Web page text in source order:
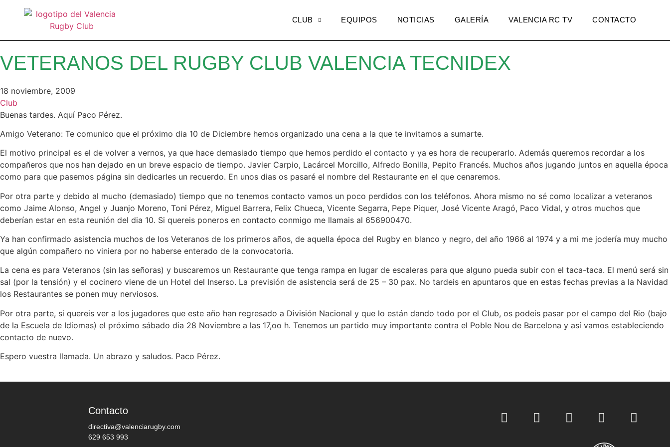
CLUB EQUIPOS NOTICIAS GALERÍA VALENCIA RC TV CONTACTO
VETERANOS DEL RUGBY CLUB VALENCIA TECNIDEX
18 noviembre, 2009
Club
Buenas tardes. Aquí Paco Pérez.
Amigo Veterano: Te comunico que el próximo dia 10 de Diciembre hemos organizado una cena a la que te invitamos a sumarte.
El motivo principal es el de volver a vernos, ya que hace demasiado tiempo que hemos perdido el contacto y ya es hora de recuperarlo. Además queremos recordar a los
compañeros que nos han dejado en un breve espacio de tiempo. Javier Carpio, Lacárcel Morcillo, Alfredo Bonilla, Pepito Francés. Muchos años jugando juntos en aquella época
como para que pasemos página sin dedicarles un recuerdo. En unos dias os pasaré el nombre del Restaurante en el que cenaremos.
Por otra parte y debido al mucho (demasiado) tiempo que no tenemos contacto vamos un poco perdidos con los teléfonos. Ahora mismo no sé como localizar a veteranos
como Jaime Alonso, Angel y Juanjo Moreno, Toni Pérez, Miguel Barrera, Felix Chueca, Vicente Segarra, Pepe Piquer, José Vicente Aragó, Paco Vidal, y otros muchos que
deberían estar en esta reunión del dia 10. Si quereis poneros en contacto conmigo me llamais al 656900470.
Ya han confirmado asistencia muchos de los Veteranos de los primeros años, de aquella época del Rugby en blanco y negro, del año 1966 al 1974 y a mi me jodería muy mucho
que algún compañero no viniera por no haberse enterado de la convocatoria.
La cena es para Veteranos (sin las señoras) y buscaremos un Restaurante que tenga rampa en lugar de escaleras para que alguno pueda subir con el taca-taca. El menú será sin
sal (por la tensión) y el cocinero viene de un Hotel del Inserso. La previsión de asistencia será de 25 – 30 pax. No tardeis en apuntaros que en estas fechas previas a la Navidad
los Restaurantes se ponen muy nerviosos.
Por otra parte, si quereis ver a los jugadores que este año han regresado a División Nacional y que lo están dando todo por el Club, os podeis pasar por el campo del Rio (bajo
de la Escuela de Idiomas) el próximo sábado dia 28 Noviembre a las 17,oo h. Tenemos un partido muy importante contra el Poble Nou de Barcelona y así vamos estableciendo
contacto de nuevo.
Espero vuestra llamada. Un abrazo y saludos. Paco Pérez.
Contacto
directiva@valenciarugby.com
629 653 993